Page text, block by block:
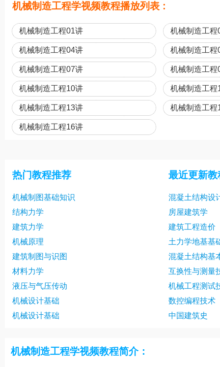
机械制造工程学视频教程播放列表 :
机械制造工程01讲 机械制造工程
机械制造工程04讲 机械制造工程
机械制造工程07讲 机械制造工程
机械制造工程10讲 机械制造工程
机械制造工程13讲 机械制造工程
机械制造工程16讲
热门教程推荐
机械制图基础知识
结构力学
建筑力学
机械原理
建筑制图与识图
材料力学
液压与气压传动
机械设计基础
机械设计基础
最近更新教
混凝土结构设
房屋建筑学
建筑工程造价
土力学地基基
混凝土结构基
互换性与测量
机械工程测试
数控编程技术
中国建筑史
机械制造工程学视频教程简介：